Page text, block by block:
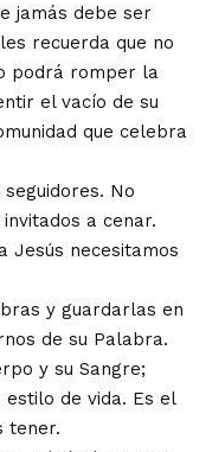
jamás debe ser
recuerda que no
podrá romper la
el vacío de su
que celebra
No
a cenar.
Jesús necesitamos
y guardarlas en
de su Palabra.
y su Sangre;
de vida. Es el
tener.